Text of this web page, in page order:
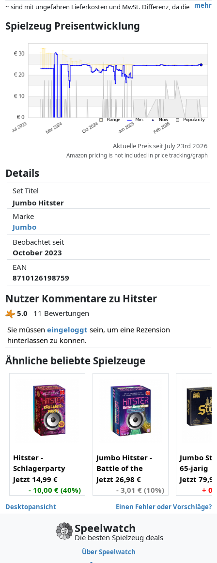
mehr
~ sind mit ungefähren Lieferkosten und MwSt. Differenz, da die
abweichen können.
geändert haben. Die Ordnung erfolgt rein nach dem Preis,
Vergütungen durch Partner haben darauf keinerlei Einfluss. Nur bei
gleichen Preisen können historische Leistungen die Ordnung
beeinflussen.
Spielzeug Preisentwicklung
Aktuelle Preis seit July 23rd 2026
Amazon pricing is not included in price tracking/graph
Details
Set Titel
Jumbo Hitster
Marke
Jumbo
Beobachtet seit
October 2023
EAN
8710126198759
Nutzer Kommentare zu Hitster
5.0
11 Bewertungen
Sie müssen eingeloggt sein, um eine Rezension
hinterlassen zu können.
Ähnliche beliebte Spielzeuge
Hitster -
Schlagerparty
Jetzt 14,99 €
- 10,00 € (40%)
Jumbo Hitster -
Battle of the
Generations
(Netherlands)
Jetzt 26,98 €
- 3,01 € (10%)
Jumbo
65-jarig
Jetzt
+
Desktopansicht Einen Fehler oder Vorschläge?
Speelwatch
Die besten Spielzeug deals
Über Speelwatch